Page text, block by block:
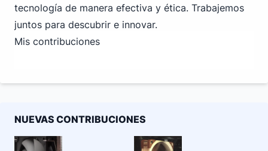
tecnología de manera efectiva y ética. Trabajemos
juntos para descubrir e innovar.
Mis contribuciones
NUEVAS CONTRIBUCIONES